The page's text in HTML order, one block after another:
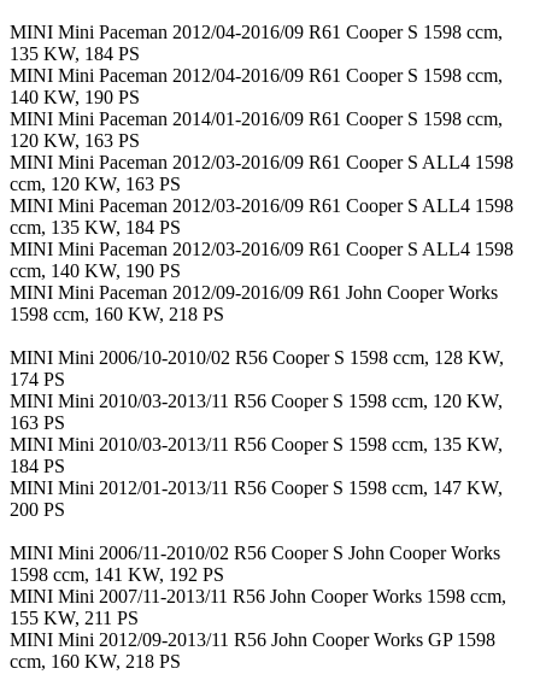
MINI Mini Paceman 2012/04-2016/09 R61 Cooper S 1598 ccm,
135 KW, 184 PS
MINI Mini Paceman 2012/04-2016/09 R61 Cooper S 1598 ccm,
140 KW, 190 PS
MINI Mini Paceman 2014/01-2016/09 R61 Cooper S 1598 ccm,
120 KW, 163 PS
MINI Mini Paceman 2012/03-2016/09 R61 Cooper S ALL4 1598
ccm, 120 KW, 163 PS
MINI Mini Paceman 2012/03-2016/09 R61 Cooper S ALL4 1598
ccm, 135 KW, 184 PS
MINI Mini Paceman 2012/03-2016/09 R61 Cooper S ALL4 1598
ccm, 140 KW, 190 PS
MINI Mini Paceman 2012/09-2016/09 R61 John Cooper Works
1598 ccm, 160 KW, 218 PS
MINI Mini 2006/10-2010/02 R56 Cooper S 1598 ccm, 128 KW,
174 PS
MINI Mini 2010/03-2013/11 R56 Cooper S 1598 ccm, 120 KW,
163 PS
MINI Mini 2010/03-2013/11 R56 Cooper S 1598 ccm, 135 KW,
184 PS
MINI Mini 2012/01-2013/11 R56 Cooper S 1598 ccm, 147 KW,
200 PS
MINI Mini 2006/11-2010/02 R56 Cooper S John Cooper Works
1598 ccm, 141 KW, 192 PS
MINI Mini 2007/11-2013/11 R56 John Cooper Works 1598 ccm,
155 KW, 211 PS
MINI Mini 2012/09-2013/11 R56 John Cooper Works GP 1598
ccm, 160 KW, 218 PS